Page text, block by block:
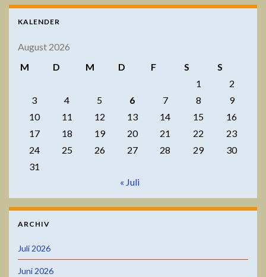
KALENDER
August 2026
M
D M D F S
S
1
2
3
4 5 6 7 8
9
10
11 12 13 14 15
16
17
18 19 20 21 22
23
24
25 26 27 28 29
30
31
« Juli
ARCHIV
Juli 2026
Juni 2026